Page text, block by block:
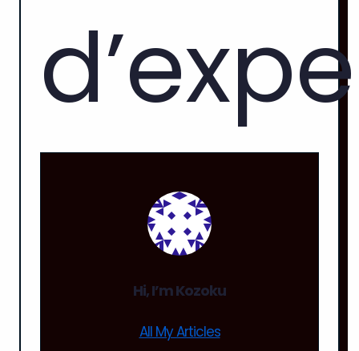
Hi, I’mKozoku
All My Articles